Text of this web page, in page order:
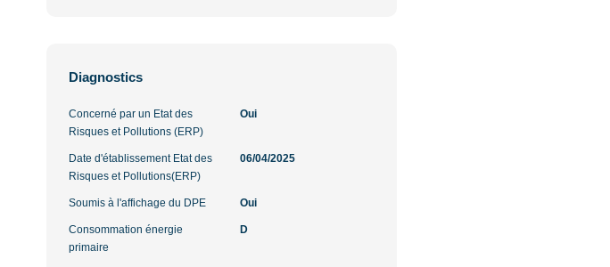
Diagnostics
Concerné par un Etat des
Risques et Pollutions (ERP)
Oui
Date d'établissement Etat des
Risques et Pollutions(ERP)
06/04/2025
Soumis à l'affichage du DPE Oui
Consommation énergie
primaire
D